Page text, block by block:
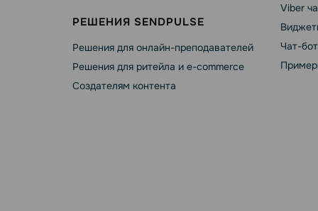
РЕШЕНИЯ SENDPULSE
Решения для онлайн-преподавателей
Решения для ритейла и e-commerce
Создателям контента
Viber
Чат-